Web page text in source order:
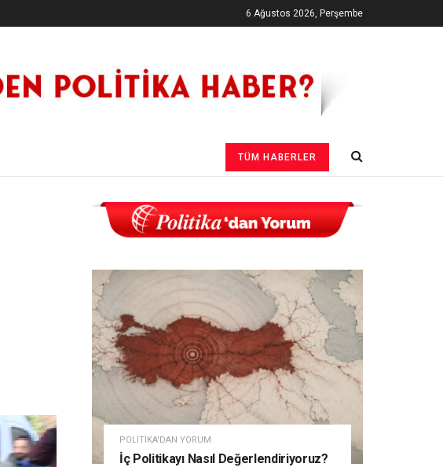
6 Ağustos 2026, Perşembe
TÜM HABERLER
POLITIKA'DAN YORUM
İç Politikayı Nasıl Değerlendiriyoruz?